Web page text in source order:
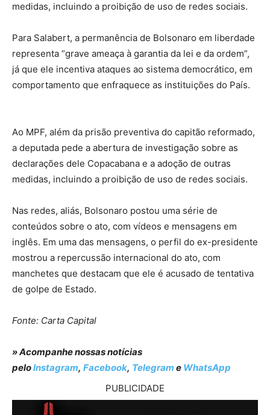
medidas, incluindo a proibição de uso de redes sociais.
Para Salabert, a permanência de Bolsonaro em liberdade
representa “grave ameaça à garantia da lei e da ordem”,
já que ele incentiva ataques ao sistema democrático, em
comportamento que enfraquece as instituições do País.
Ao MPF, além da prisão preventiva do capitão reformado,
a deputada pede a abertura de investigação sobre as
declarações dele Copacabana e a adoção de outras
medidas, incluindo a proibição de uso de redes sociais.
Nas redes, aliás, Bolsonaro postou uma série de
conteúdos sobre o ato, com vídeos e mensagens em
inglês. Em uma das mensagens, o perfil do ex-presidente
mostrou a repercussão internacional do ato, com
manchetes que destacam que ele é acusado de tentativa
de golpe de Estado.
Fonte: Carta Capital
» Acompanhe nossas notícias
peloInstagram, Facebook, Telegram e WhatsApp
PUBLICIDADE